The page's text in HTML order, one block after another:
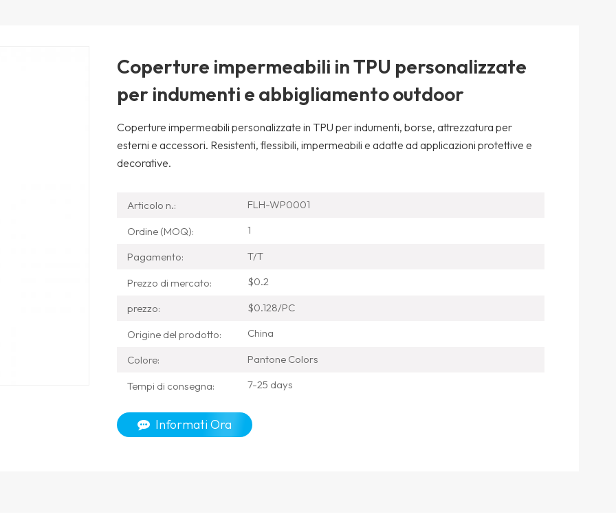
Coperture impermeabili in TPU personalizzate
per indumenti e abbigliamento outdoor
Coperture impermeabili personalizzate in TPU per indumenti, borse, attrezzatura per
esterni e accessori. Resistenti, flessibili, impermeabili e adatte ad applicazioni protettive e
decorative.
Articolo n.: FLH-WP0001
Ordine (MOQ): 1
Pagamento: T/T
Prezzo di mercato: $0.2
prezzo: $0.128/PC
Origine del prodotto: China
Colore: Pantone Colors
Tempi di consegna: 7-25 days
Informati Ora